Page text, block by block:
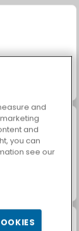
and
and
you can
see our